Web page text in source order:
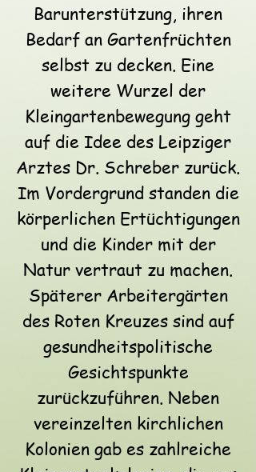
Barunterstützung, ihren
Bedarf an Gartenfrüchten
selbst zu decken. Eine
weitere Wurzel der
Kleingartenbewegung geht
auf die Idee des Leipziger
Arztes Dr. Schreber zurück.
Im Vordergrund standen die
körperlichen Ertüchtigungen
und die Kinder mit der
Natur vertraut zu machen.
Späterer Arbeitergärten
des Roten Kreuzes sind auf
gesundheitspolitische
Gesichtspunkte
zurückzuführen. Neben
vereinzelten kirchlichen
Kolonien gab es zahlreiche